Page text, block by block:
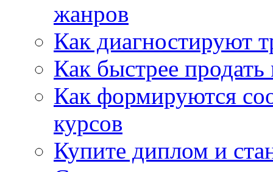
жанров
Как диагностируют
Как быстрее
Как формируются
курсов
Купите диплом и